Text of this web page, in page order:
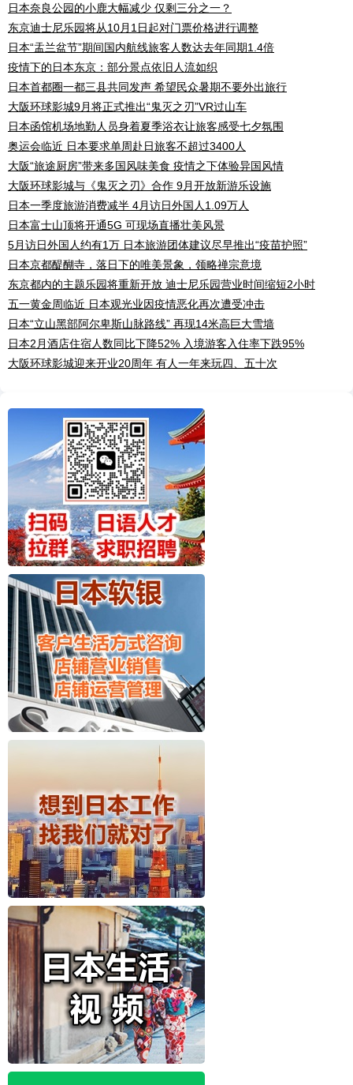
日本奈良公园的小鹿大幅减少 仅剩三分之一？
东京迪士尼乐园将从10月1日起对门票价格进行调整
日本“盂兰盆节”期间国内航线旅客人数达去年同期1.4倍
疫情下的日本东京：部分景点依旧人流如织
日本首都圈一都三县共同发声 希望民众暑期不要外出旅行
大阪环球影城9月将正式推出“鬼灭之刃”VR过山车
日本函馆机场地勤人员身着夏季浴衣让旅客感受七夕氛围
奥运会临近 日本要求单周赴日旅客不超过3400人
大阪“旅途厨房”带来多国风味美食 疫情之下体验异国风情
大阪环球影城与《鬼灭之刃》合作 9月开放新游乐设施
日本一季度旅游消费减半 4月访日外国人1.09万人
日本富士山顶将开通5G 可现场直播壮美风景
5月访日外国人约有1万 日本旅游团体建议尽早推出“疫苗护照”
日本京都醍醐寺，落日下的唯美景象，领略禅宗意境
东京都内的主题乐园将重新开放 迪士尼乐园营业时间缩短2小时
五一黄金周临近 日本观光业因疫情恶化再次遭受冲击
日本“立山黑部阿尔卑斯山脉路线” 再现14米高巨大雪墙
日本2月酒店住宿人数同比下降52% 入境游客入住率下跌95%
大阪环球影城迎来开业20周年 有人一年来玩四、五十次